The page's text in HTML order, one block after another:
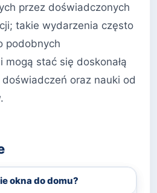
przez doświadczonych
takie wydarzenia często
podobnych
mogą stać się doskonałą
oraz nauki od
okna do domu?